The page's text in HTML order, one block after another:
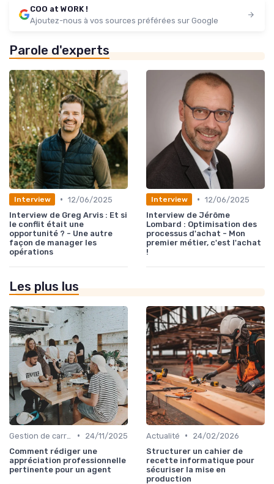
COO at WORK !
Ajoutez-nous à vos sources préférées sur Google
Parole d'experts
Interview • 12/06/2025
Interview de Greg Arvis : Et si
le conflit était une
opportunité ? - Une autre
façon de manager les
opérations
Interview • 12/06/2025
Interview de Jérôme
Lombard : Optimisation des
processus d'achat - Mon
premier métier, c'est l'achat
!
Les plus lus
•
24/11/2025
Comment rédiger une
appréciation professionnelle
pertinente pour un agent
Actualité •
24/02/2026
Structurer un cahier de
recette informatique pour
sécuriser la mise en
production